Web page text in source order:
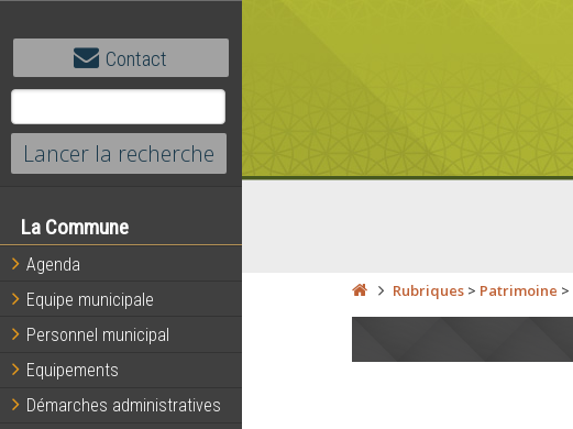
Contact
La Commune
Agenda
Equipe municipale
Personnel municipal
Equipements
Démarches administratives
Rubriques> Patrimoine >